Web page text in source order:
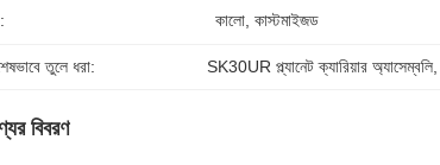
কালো, কাস্টমাইজড
তুলে ধরা: SK30UR প্ল্যানেট ক্যারিয়ার অ্যাসেম্বলি
বিবরণ